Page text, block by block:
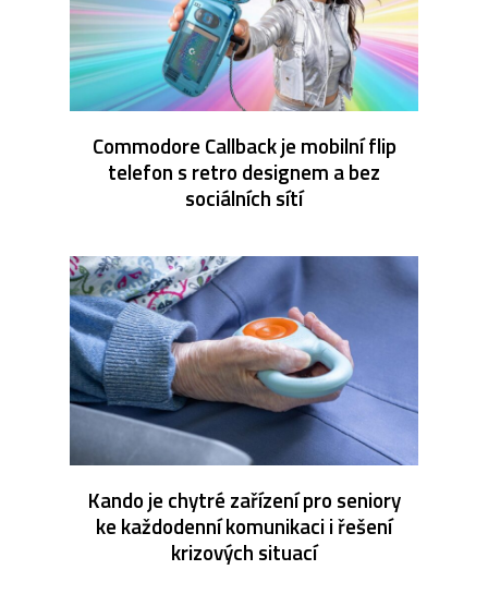
Commodore Callback je mobilní flip
telefon s retro designem a bez
sociálních sítí
Kando je chytré zařízení pro seniory
ke každodenní komunikaci i řešení
krizových situací